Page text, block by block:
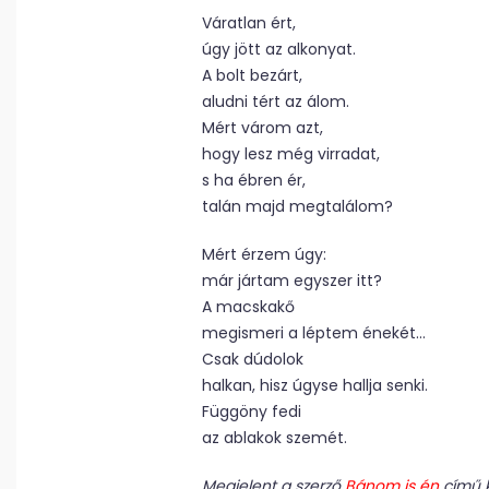
Váratlan ért,
úgy jött az alkonyat.
A bolt bezárt,
aludni tért az álom.
Mért várom azt,
hogy lesz még virradat,
s ha ébren ér,
talán majd megtalálom?
Mért érzem úgy:
már jártam egyszer itt?
A macskakő
megismeri a léptem énekét…
Csak dúdolok
halkan, hisz úgyse hallja senki.
Függöny fedi
az ablakok szemét.